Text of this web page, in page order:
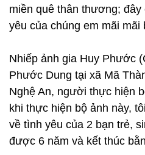
miền quê thân thương;
yêu của chúng em mãi mãi
Nhiếp ảnh gia Huy Phước
Phước Dung tại xã Mã
Nghệ An, người thực hiện
khi thực hiện bộ ảnh này,
về tình yêu của 2 bạn trẻ,
được 6 năm và kết thúc